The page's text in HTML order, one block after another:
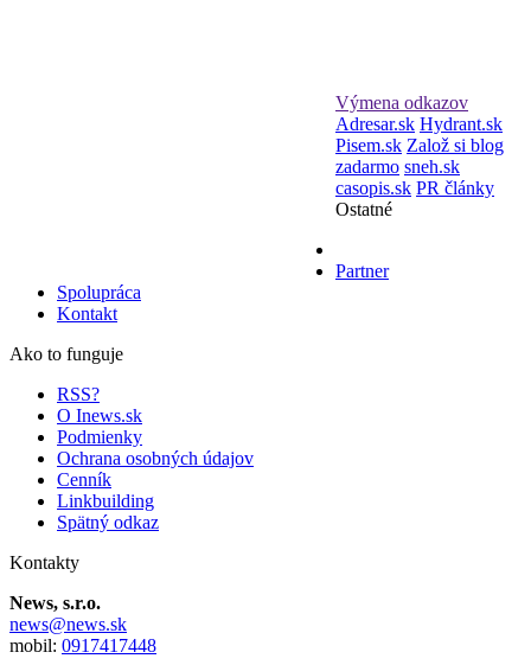
Výmena odkazov
Adresar.sk Hydrant.sk
Pisem.sk Založ si blog
zadarmo sneh.sk
casopis.sk PR články
Ostatné
Partner
Spolupráca
Kontakt
Ako to funguje
RSS?
O Inews.sk
Podmienky
Ochrana osobných údajov
Cenník
Linkbuilding
Spätný odkaz
Kontakty
News, s.r.o.
news@news.sk
mobil: 0917417448